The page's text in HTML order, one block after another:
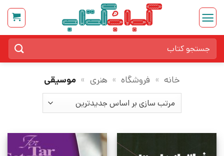
Skip
content
برای:
خانه » فروشگاه » هنری » موسیقی